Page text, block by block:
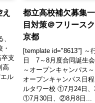
支
高
ル
都立高校補欠募集
目対策＠フリース
京都
[template id="8613"] ～
日 7～8月度合同誕生
～オープンキャンパス
オープンキャンパス日
ルタワー校 ①7月24日
①7月30日、②8月8日...